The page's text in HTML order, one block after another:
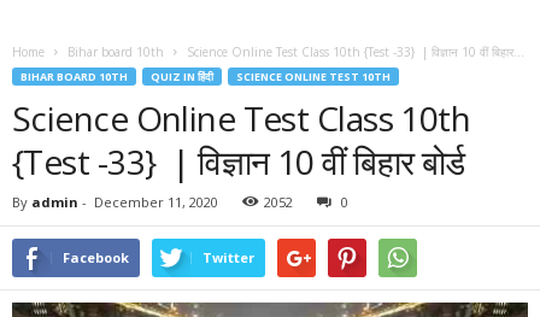
Home Bihar board 10th Science Online Test Class 10th {Test -33} | विज्ञान 10 वीं बिहार...
BIHAR BOARD 10TH QUIZ IN हिंदी SCIENCE ONLINE TEST 10TH
Science Online Test Class 10th
{Test -33} | विज्ञान 10 वीं बिहार बोर्ड
By admin - December 11, 2020 2052 0
Facebook Twitter